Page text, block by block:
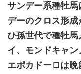
サンデー系種牡
デーのクロス形成
ひ孫世代で種牡
イ、モンドキャ
エポカドーロは